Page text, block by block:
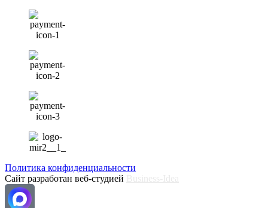
Политика конфиденциальности
Сайт разработан веб-студией